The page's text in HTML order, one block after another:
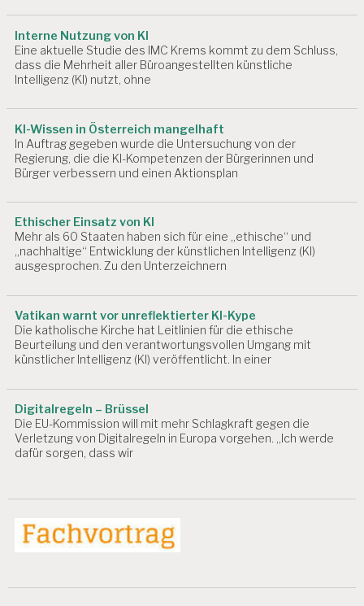
S
M
E
D
N
A
R
EI
T
S
P
R
D
U
K
T
I
I
T
Ä
T
B
T
S
Y
Interne Nutzung von KI
Eine aktuelle Studie des IMC Krems kommt zu dem Schluss,
dass die Mehrheit aller Büroangestellten künstliche
Intelligenz (KI) nutzt, ohne
KI-Wissen in Österreich mangelhaft
In Auftrag gegeben wurde die Untersuchung von der
Regierung, die die KI-Kompetenzen der Bürgerinnen und
Bürger verbessern und einen Aktionsplan
Ethischer Einsatz von KI
Mehr als 60 Staaten haben sich für eine „ethische“ und
„nachhaltige“ Entwicklung der künstlichen Intelligenz (KI)
ausgesprochen. Zu den Unterzeichnern
Vatikan warnt vor unreflektierter KI-Kype
Die katholische Kirche hat Leitlinien für die ethische
Beurteilung und den verantwortungsvollen Umgang mit
künstlicher Intelligenz (KI) veröffentlicht. In einer
Digitalregeln – Brüssel
Die EU-Kommission will mit mehr Schlagkraft gegen die
Verletzung von Digitalregeln in Europa vorgehen. „Ich werde
dafür sorgen, dass wir